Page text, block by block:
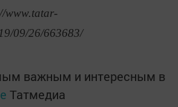
www.tatar-
09/26/663683/
важным и интересным в
Татмедиа